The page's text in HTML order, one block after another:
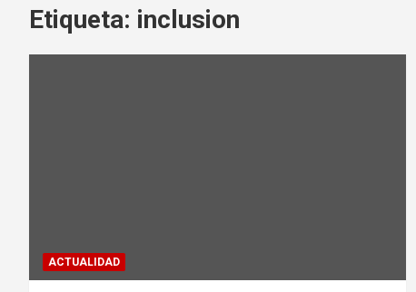
Etiqueta: inclusion
ACTUALIDAD